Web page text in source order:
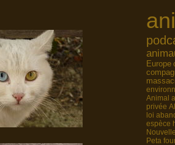
Europe
Animal
privée
loi
espèce
Peta